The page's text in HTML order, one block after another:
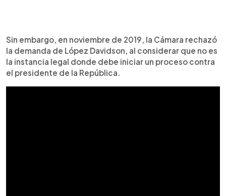
Sin embargo, en noviembre de 2019, la Cámara rechazó
la demanda de López Davidson, al considerar que no es
la instancia legal donde debe iniciar un proceso contra
el presidente de la República.